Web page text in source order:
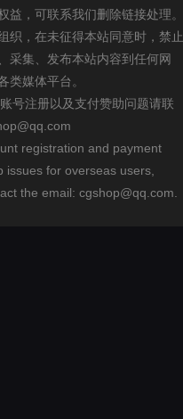
益，可联系我们删除链接处理。
织，在未征得本站同意时，禁止
采集、发布本站内容到任何网
类媒体平台。
号注册以及支付赞助问题请联
registration and payment
issues for overseas users,
the email: cgshop@qq.com.